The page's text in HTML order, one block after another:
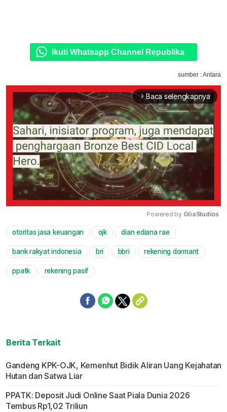
Ikuti Whatsapp Channel Republika
sumber : Antara
arrow_forward_ios Baca selengkapnya
Powered by GliaStudios
otoritas jasa keuangan ojk dian ediana rae
bank rakyat indonesia bri bbri rekening dormant
ppatk rekening pasif
Berita Terkait
Gandeng KPK-OJK, Kemenhut Bidik Aliran Uang Kejahatan
Hutan dan Satwa Liar
PPATK: Deposit Judi Online Saat Piala Dunia 2026
Tembus Rp1,02 Triliun